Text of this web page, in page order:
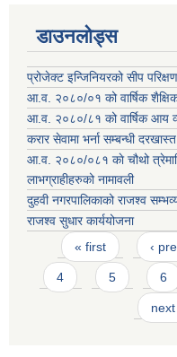
डाउनलोड्स
प्रोजेक्ट इन्जिनियरको सीप
आ.व. २०८०/०१ को वार्षिक
आ.व. २०८०/८१ को वार्षिक आय
करार सेवामा भर्ना सम्बन्धी
आ.व. २०८०/०८१ काे चौथो
लाभग्राहीहरुको नामावली
दुहवी नगरपालिकाको राजश्व
राजश्व सुधार कार्ययोजना
Pages
« first ‹
4 5 6
next